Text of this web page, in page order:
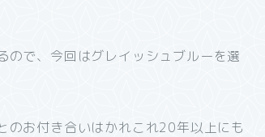
ので、今回はグレイッシュブルーを選
のお付き合いはかれこれ20年以上にも